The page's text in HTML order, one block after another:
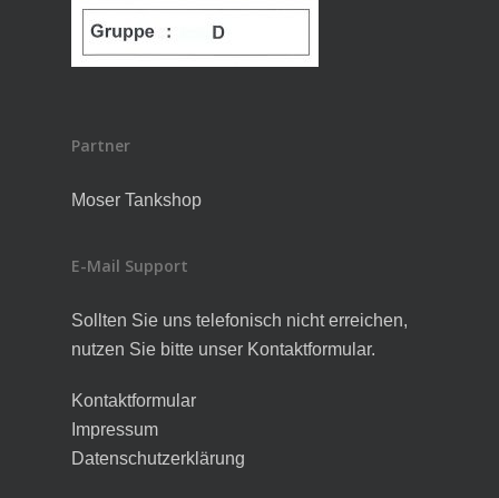
Partner
Moser Tankshop
E-Mail Support
Sollten Sie uns telefonisch nicht erreichen,
nutzen Sie bitte unser Kontaktformular.
Kontaktformular
Impressum
Datenschutzerklärung